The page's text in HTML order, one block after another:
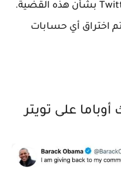
الحملة على اتصال وثيق مع Twitter بشأن هذه القضية.
اختراق أي حسابات
على تويتر